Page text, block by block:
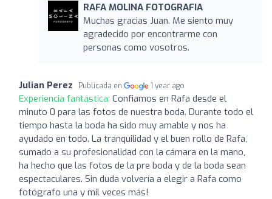
RAFA MOLINA FOTOGRAFIA
Muchas gracias Juan. Me siento muy
agradecido por encontrarme con
personas como vosotros.
Julian Perez Publicada en 1 year ago
Experiencia fantástica: Confiamos en Rafa desde el
minuto 0 para las fotos de nuestra boda. Durante todo el
tiempo hasta la boda ha sido muy amable y nos ha
ayudado en todo. La tranquilidad y el buen rollo de Rafa,
sumado a su profesionalidad con la cámara en la mano,
ha hecho que las fotos de la pre boda y de la boda sean
espectaculares. Sin duda volvería a elegir a Rafa como
fotógrafo una y mil veces más!